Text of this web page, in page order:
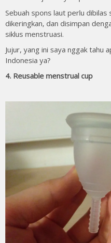
Sebuah spons laut perlu
dikeringkan, dan disimpan
siklus menstruasi.
Jujur, yang ini saya nggak tahu
Indonesia ya?
4. Reusable menstrual cup